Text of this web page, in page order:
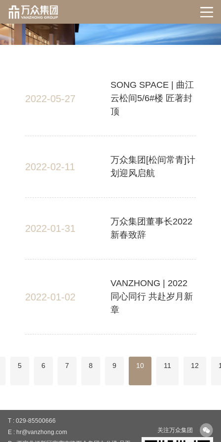
2022-05-27
SONG SPACE | 曲江
云松间5/6#楼 匠著封
顶
2022-02-11
万众集团[松间常青]计
划迎风启航
2022-01-31
万众集团董事长2022
新春致辞
2022-01-02
VANZHONG | 2022
同心同行 共赴岁月新
章
5 6 7 8 9 10 11 12
T : 029-85500666
E : hr@vanzhong.com
关注万众集团